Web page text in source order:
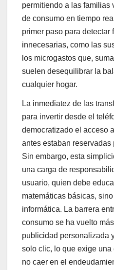
permitiendo a las familias
de consumo en tiempo
primer paso para detectar
innecesarias, como las
los microgastos que,
suelen desequilibrar la
cualquier hogar.
La inmediatez de las
para invertir desde el
democratizado el acceso
antes estaban
Sin embargo, esta
una carga de
usuario, quien debe
matemáticas básicas,
informática. La barrera
consumo se ha vuelto
publicidad personalizada
solo clic, lo que exige
no caer en el